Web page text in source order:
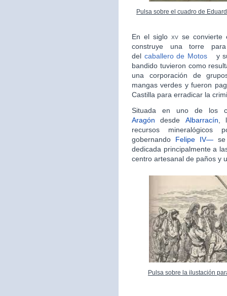
Pulsa sobre el cuadro de
En el sigloxv se convierte
construye una torre
del caballero de Motos
y
bandido tuvieron como
una corporación de
mangas verdes y fueron
Castilla para erradicar la
Situada en uno de los
Aragón desde Albarrací­­­n,
recursos
gobernando Felipe IV—
dedicada principalmente a
centro artesanal de paños y
Pulsa sobre la ilustación